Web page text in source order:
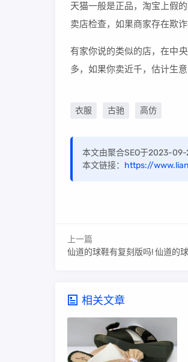
天猫一般是正品，淘宝上假
卖店检查，如果商家存在欺
有家你说的类似的店，在中
多，如果你卖近千，估计生
衣服 古驰 高仿
本文由聚合SEO于2023-09-
本文链接： https://
上一篇
仙道的球鞋有复刻版吗! 仙道的
相关文章